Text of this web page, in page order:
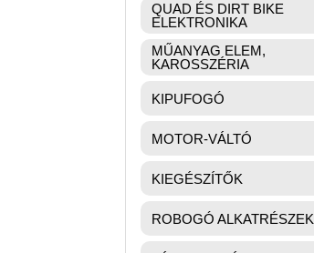
QUAD ÉS DIRT BIKE
ELEKTRONIKA
MŰANYAG ELEM,
KAROSSZÉRIA
KIPUFOGÓ
MOTOR-VÁLTÓ
KIEGÉSZÍTŐK
ROBOGÓ ALKATRÉSZEK